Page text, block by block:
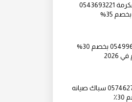
نجار شاطر بمكة المكرمة 0543693221
35%
مبلط بالدمام 0549961684 بخصم 30%
سباك في مكه 0574627679 سباك صيانه